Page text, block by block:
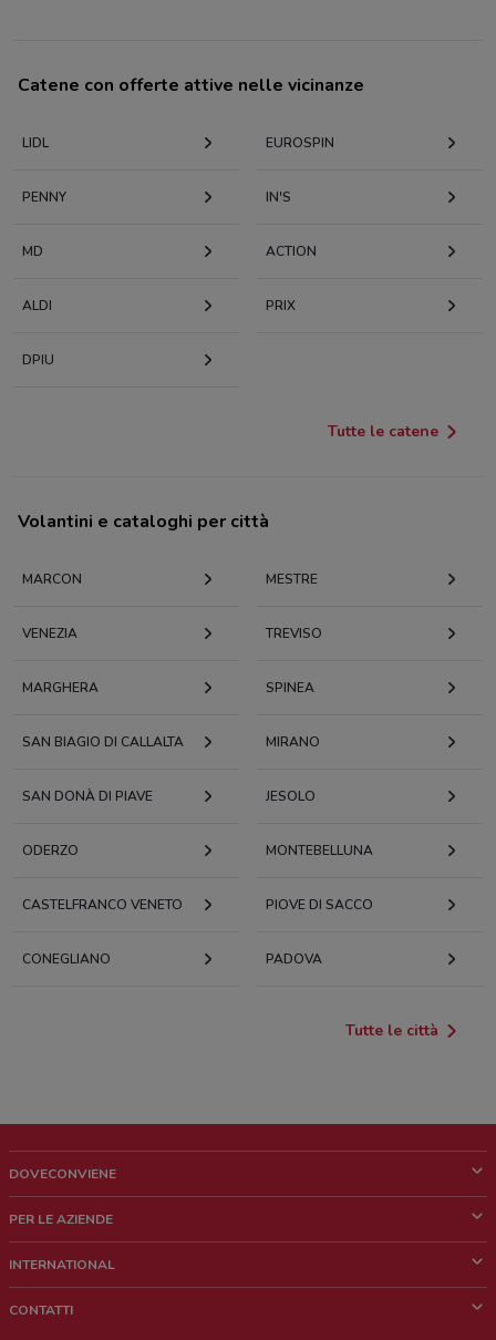
Catene con offerte attive nelle vicinanze
LIDL EUROSPIN
PENNY IN'S
MD ACTION
ALDI PRIX
DPIU
Tutte le catene
Volantini e cataloghi per città
MARCON MESTRE
VENEZIA TREVISO
MARGHERA SPINEA
SAN BIAGIO DI CALLALTA MIRANO
SAN DONÀ DI PIAVE JESOLO
ODERZO MONTEBELLUNA
CASTELFRANCO VENETO PIOVE DI SACCO
CONEGLIANO PADOVA
Tutte le città
DOVECONVIENE
Chi siamo
Lavora con noi
PER LE AZIENDE
Richieste commerciali e marketing
INTERNATIONAL
CONTATTI